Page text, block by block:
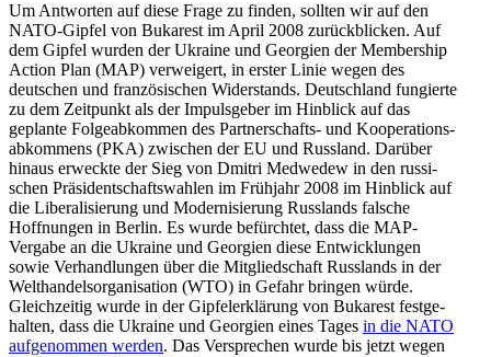
Um Antworten auf diese Frage zu finden, sollten wir auf den
NATO-Gipfel von Bukarest im April 2008 zurück­blicken. Auf
dem Gipfel wurden der Ukraine und Georgien der Membership
Action Plan (MAP) verweigert, in erster Linie wegen des
deutschen und franzö­si­schen Wider­stands. Deutschland fungierte
zu dem Zeitpunkt als der Impuls­geber im Hinblick auf das
geplante Folge­ab­kommen des Partner­schafts- und Koope­ra­ti­ons­
ab­kommens (PKA) zwischen der EU und Russland. Darüber
hinaus erweckte der Sieg von Dmitri Medwedew in den russi­
schen Präsi­dent­schafts­wahlen im Frühjahr 2008 im Hinblick auf
die Libera­li­sierung und Moder­ni­sierung Russlands falsche
Hoffnungen in Berlin. Es wurde befürchtet, dass die MAP-
Vergabe an die Ukraine und Georgien diese Entwick­lungen
sowie Verhand­lungen über die Mitglied­schaft Russlands in der
Welthan­dels­or­ga­ni­sation (WTO) in Gefahr bringen würde.
Gleich­zeitig wurde in der Gipfel­er­klärung von Bukarest festge­
halten, dass die Ukraine und Georgien eines Tages in die NATO
aufge­nommen werden. Das Versprechen wurde bis jetzt wegen